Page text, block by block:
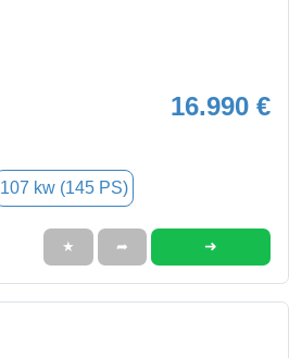
16.990 €
107 kw (145 PS)
★ ➦ ➜